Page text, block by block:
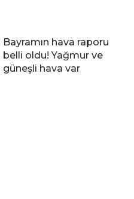
Bayramın hava raporu
belli oldu! Yağmur ve
güneşli hava var